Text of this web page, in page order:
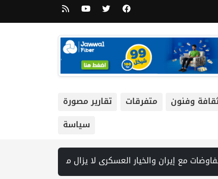
وفنون متفرقات
تقارير مصورة
سياسة
بسبب "تطورات سياسية وعسكرية" | أزمة السياحة في بيت لحم… ليست بسبب الاحتلال وحده! بقلم اليس قيسية | الاتحاد الفلسطيني للشطرنج يختتم مشاركته في